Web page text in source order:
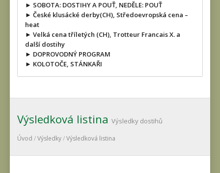
► SOBOTA: DOSTIHY A POUŤ, NEDĚLE: POUŤ
► České klusácké derby(CH), Středoevropská cena –
heat
► Velká cena tříletých (CH), Trotteur Francais X. a
další dostihy
► DOPROVODNÝ PROGRAM
► KOLOTOČE, STÁNKAŘI
Výsledková listina Výsledky dostihů
Úvod /Výsledky/Výsledková listina